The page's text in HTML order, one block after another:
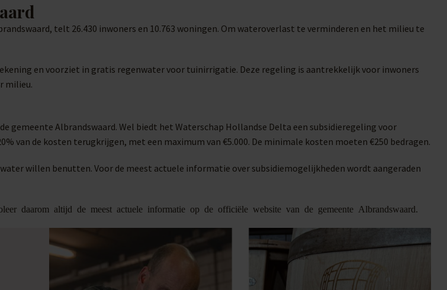
telt 26.430 inwoners en 10.763 woningen. Om wateroverlast te verminderen en het milieu te
en voorziet in gratis regenwater voor tuinirrigatie. Deze regeling is aantrekkelijk voor inwoners
milieu.
gemeente Albrandswaard. Wel biedt het Waterschap Hollandse Delta een subsidieregeling voor
van de kosten terugkrijgen, met een maximum van €5.000. De minimale kosten moeten €250 bedragen.
willen benutten. Voor de meest actuele informatie over subsidiemogelijkheden wordt aangeraden
daarom altijd de meest actuele informatie op de officiële website van de gemeente Albrandswaard.